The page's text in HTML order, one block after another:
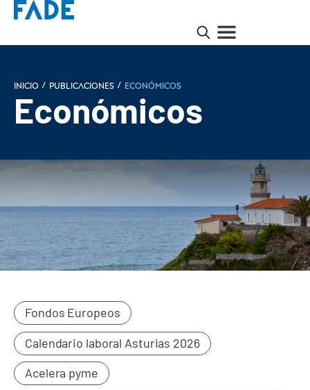
INICIO / Publicaciones / Económicos
Económicos
Fondos Europeos
Calendario laboral Asturias 2026
Acelera pyme